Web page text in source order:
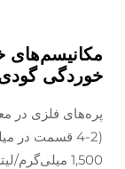
مکانیسم‌های
خوردگی
پره‌های فلزی در
(2-4 قسمت در
1,500